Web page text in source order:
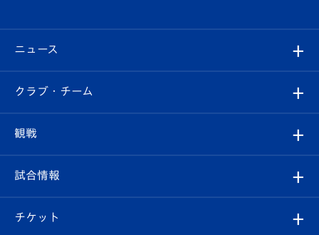
ニュース
すべて
クラブ
試合情報
クラブ・チーム
クラブ概要
観戦
観戦ルール
試合情報
試合日程/結果
チケット